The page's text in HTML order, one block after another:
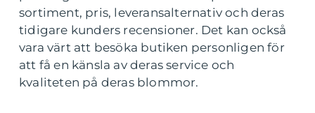
sortiment, pris, leveransalternativ och deras
tidigare kunders recensioner. Det kan också
vara värt att besöka butiken personligen för
att få en känsla av deras service och
kvaliteten på deras blommor.